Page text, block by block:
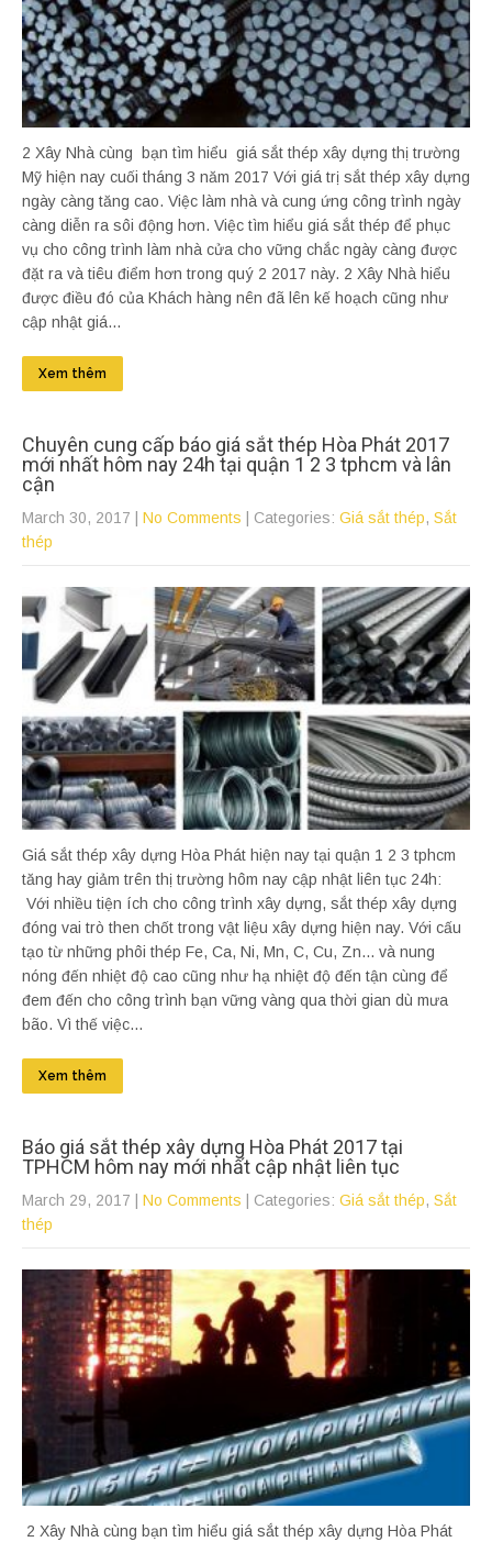
2 Xây Nhà cùng bạn tìm hiểu giá sắt thép xây dựng thị trường
Mỹ hiện nay cuối tháng 3 năm 2017 Với giá trị sắt thép xây dựng
ngày càng tăng cao. Việc làm nhà và cung ứng công trình ngày
càng diễn ra sôi động hơn. Việc tìm hiểu giá sắt thép để phục
vụ cho công trình làm nhà cửa cho vững chắc ngày càng được
đặt ra và tiêu điểm hơn trong quý 2 2017 này. 2 Xây Nhà hiểu
được điều đó của Khách hàng nên đã lên kế hoạch cũng như
cập nhật giá...
Xem thêm
Chuyên cung cấp báo giá sắt thép Hòa Phát 2017
mới nhất hôm nay 24h tại quận 1 2 3 tphcm và lân
cận
March 30, 2017 | No Comments | Categories: Giá sắt thép, Sắt
thép
Giá sắt thép xây dựng Hòa Phát hiện nay tại quận 1 2 3 tphcm
tăng hay giảm trên thị trường hôm nay cập nhật liên tục 24h:
Với nhiều tiện ích cho công trình xây dựng, sắt thép xây dựng
đóng vai trò then chốt trong vật liệu xây dựng hiện nay. Với cấu
tạo từ những phôi thép Fe, Ca, Ni, Mn, C, Cu, Zn... và nung
nóng đến nhiệt độ cao cũng như hạ nhiệt độ đến tận cùng để
đem đến cho công trình bạn vững vàng qua thời gian dù mưa
bão. Vì thế việc...
Xem thêm
Báo giá sắt thép xây dựng Hòa Phát 2017 tại
TPHCM hôm nay mới nhất cập nhật liên tục
March 29, 2017 No Comments | Categories: Giá sắt thép, Sắt
thép
2 Xây Nhà cùng bạn tìm hiểu giá sắt thép xây dựng Hòa Phát